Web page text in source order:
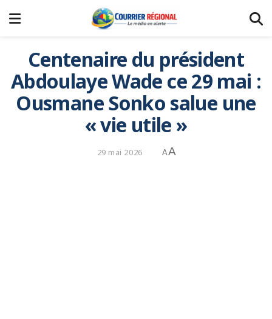
Centenaire du président
Abdoulaye Wade ce 29 mai :
Ousmane Sonko salue une
« vie utile »
29 mai 2026 AA